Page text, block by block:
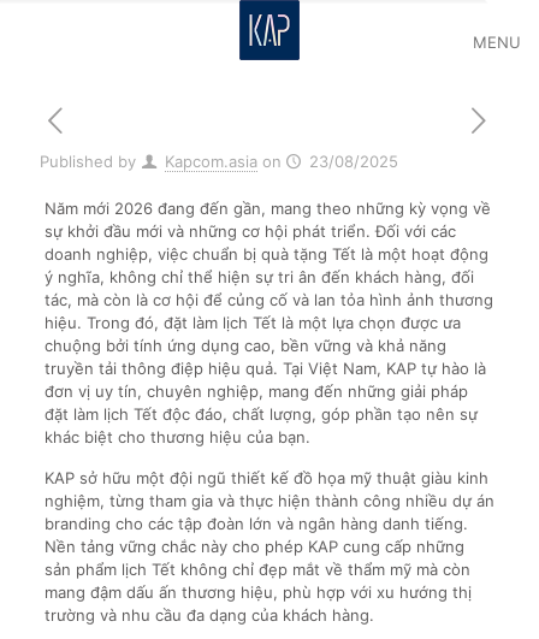
MENU
Published by Kapcom.asia on 23/08/2025
Năm mới 2026 đang đến gần, mang theo những kỳ vọng về
sự khởi đầu mới và những cơ hội phát triển. Đối với các
doanh nghiệp, việc chuẩn bị quà tặng Tết là một hoạt động
ý nghĩa, không chỉ thể hiện sự tri ân đến khách hàng, đối
tác, mà còn là cơ hội để củng cố và lan tỏa hình ảnh thương
hiệu. Trong đó, đặt làm lịch Tết là một lựa chọn được ưa
chuộng bởi tính ứng dụng cao, bền vững và khả năng
truyền tải thông điệp hiệu quả. Tại Việt Nam, KAP tự hào là
đơn vị uy tín, chuyên nghiệp, mang đến những giải pháp
đặt làm lịch Tết độc đáo, chất lượng, góp phần tạo nên sự
khác biệt cho thương hiệu của bạn.
KAP sở hữu một đội ngũ thiết kế đồ họa mỹ thuật giàu kinh
nghiệm, từng tham gia và thực hiện thành công nhiều dự án
branding cho các tập đoàn lớn và ngân hàng danh tiếng.
Nền tảng vững chắc này cho phép KAP cung cấp những
sản phẩm lịch Tết không chỉ đẹp mắt về thẩm mỹ mà còn
mang đậm dấu ấn thương hiệu, phù hợp với xu hướng thị
trường và nhu cầu đa dạng của khách hàng.